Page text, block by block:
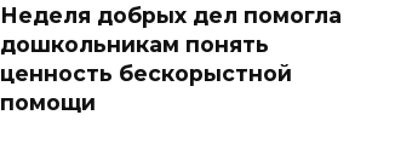
Неделя добрых дел помогла
дошкольникам понять
ценность бескорыстной
помощи